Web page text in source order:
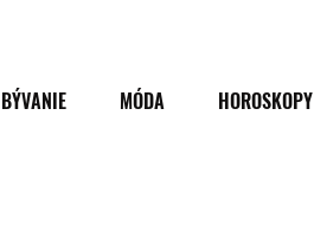
BÝVANIE MÓDA HOROSKOPY